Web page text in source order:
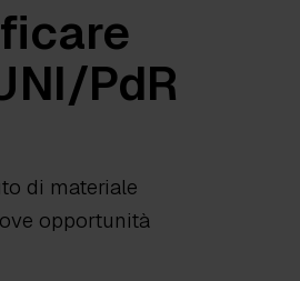
PdR
di materiale
opportunità